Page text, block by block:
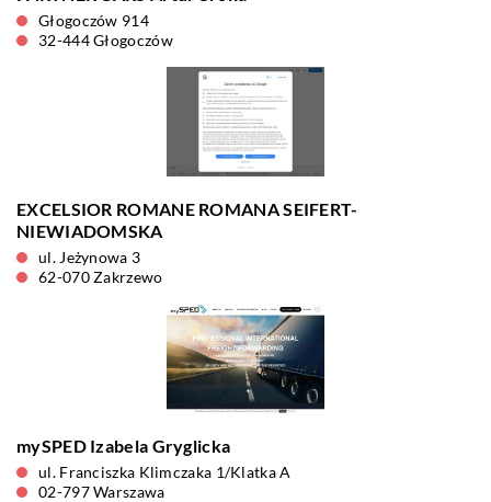
Głogoczów 914
32-444 Głogoczów
EXCELSIOR ROMANE ROMANA SEIFERT-
NIEWIADOMSKA
ul. Jeżynowa 3
62-070 Zakrzewo
mySPED Izabela Gryglicka
ul. Franciszka Klimczaka 1/Klatka A
02-797 Warszawa